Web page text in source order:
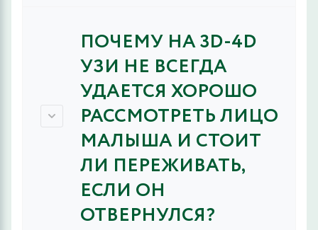
ПОЧЕМУ НА 3D-4D
УЗИ НЕ ВСЕГДА
УДАЕТСЯ ХОРОШО
РАССМОТРЕТЬ ЛИЦО
МАЛЫША И СТОИТ
ЛИ ПЕРЕЖИВАТЬ,
ЕСЛИ ОН
ОТВЕРНУЛСЯ?